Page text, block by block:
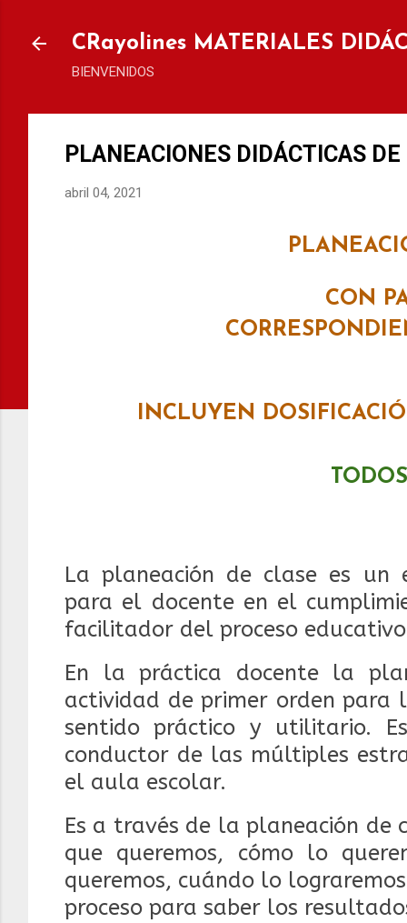
CRayolines MATERIALES
BIENVENIDOS
PLANEACIONES DIDÁCTICAS
abril 04, 2021
CON
INCLUYEN
La planeación de clase es un
para el docente en el
facilitador del proceso
En la práctica docente la
actividad de primer orden para
sentido práctico y utilitario.
conductor de las múltiples
el aula escolar.
Es a través de la planeación de
que queremos, cómo lo
queremos, cuándo lo
proceso para saber los